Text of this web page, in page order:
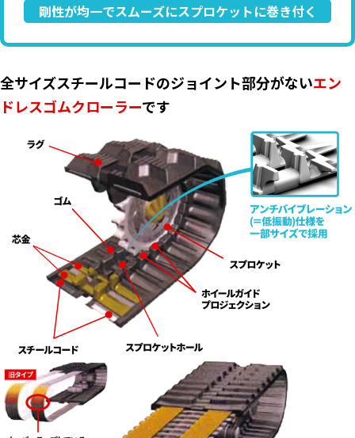
剛性が均一でスムーズにスプロケットに巻き付く
全サイズスチールコードのジョイント部分がないエン
ドレスゴムクローラーです